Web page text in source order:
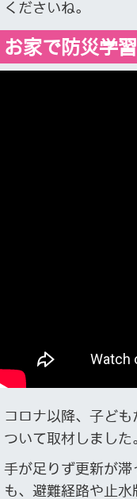
くださいね。
お家で防災学習
コロナ以降、子ど
ついて取材しました
手が足りず更新が滞
も、避難経路や止